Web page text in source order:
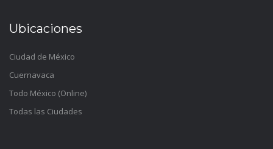
Ubicaciones
Ciudad de México
Cuernavaca
Todo México (Online)
Todas las Ciudades